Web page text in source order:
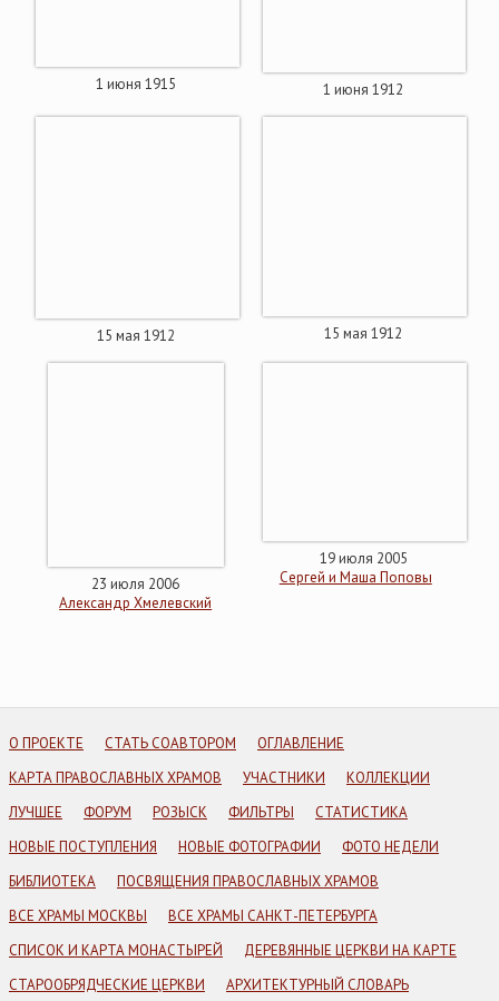
1 июня 1915 1 июня 1912
15 мая 1912 15 мая 1912
23 июля 2006
Александр Хмелевский
19 июля 2005
Сергей и Маша Поповы
О ПРОЕКТЕ СТАТЬ СОАВТОРОМ
ОГЛАВЛЕНИЕ
КАРТА ПРАВОСЛАВНЫХ ХРАМОВ
УЧАСТНИКИ
КОЛЛЕКЦИИ
ЛУЧШЕЕ
ФОРУМ РОЗЫСК ФИЛЬТРЫ
СТАТИСТИКА
НОВЫЕ ПОСТУПЛЕНИЯ
НОВЫЕ ФОТОГРАФИИ
ФОТО НЕДЕЛИ
БИБЛИОТЕКА
ПОСВЯЩЕНИЯ ПРАВОСЛАВНЫХ ХРАМОВ
ВСЕ ХРАМЫ МОСКВЫ
ВСЕ ХРАМЫ САНКТ-ПЕТЕРБУРГА
СПИСОК И КАРТА МОНАСТЫРЕЙ
ДЕРЕВЯННЫЕ ЦЕРКВИ НА КАРТЕ
СТАРООБРЯДЧЕСКИЕ ЦЕРКВИ
АРХИТЕКТУРНЫЙ СЛОВАРЬ